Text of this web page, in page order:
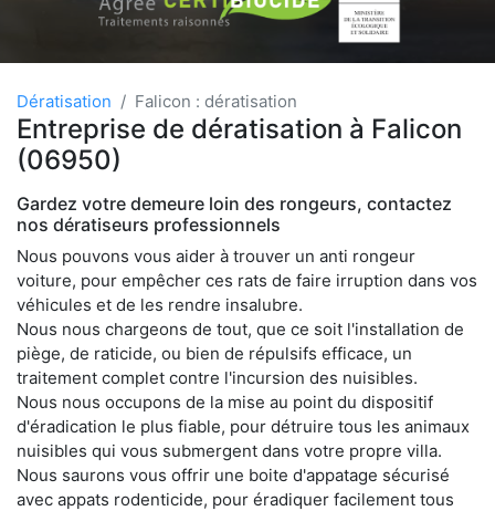
Dératisation Falicon : dératisation
Entreprise de dératisation à Falicon
(06950)
Gardez votre demeure loin des rongeurs, contactez
nos dératiseurs professionnels
Nous pouvons vous aider à trouver un anti rongeur
voiture, pour empêcher ces rats de faire irruption dans vos
véhicules et de les rendre insalubre.
Nous nous chargeons de tout, que ce soit l'installation de
piège, de raticide, ou bien de répulsifs efficace, un
traitement complet contre l'incursion des nuisibles.
Nous nous occupons de la mise au point du dispositif
d'éradication le plus fiable, pour détruire tous les animaux
nuisibles qui vous submergent dans votre propre villa.
Nous saurons vous offrir une boite d'appatage sécurisé
avec appats rodenticide, pour éradiquer facilement tous